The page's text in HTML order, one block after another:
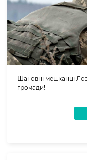
Шановні мешканці
громади!